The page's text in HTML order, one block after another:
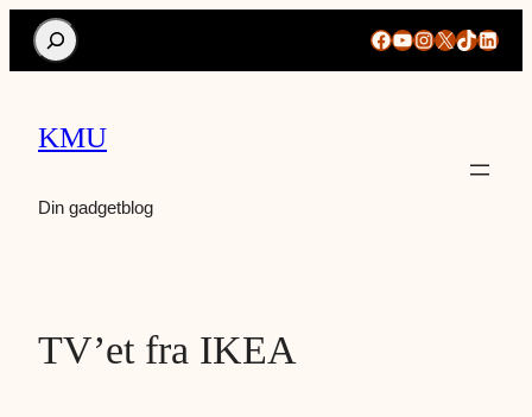
Search Facebook
YouTube
Instagram
X TikTok
KMU
Din gadgetblog
TV’et fra IKEA